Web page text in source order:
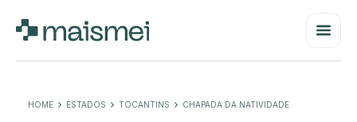
HOME ESTADOS TOCANTINS CHAPADA DA NATIVIDADE